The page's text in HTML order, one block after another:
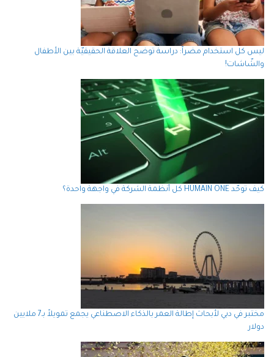
ليس كل استخدام مضراً: دراسة توضح العلاقة الحقيقيّة بين الأطفال
والشّاشات!
كيف توحّد HUMAIN ONE كل أنظمة الشركة في واجهة واحدة؟
مختبر في دبي لأبحاث إطالة العمر بالذكاء الاصطناعي يجمع تمويلاً بـ7 ملايين
دولار